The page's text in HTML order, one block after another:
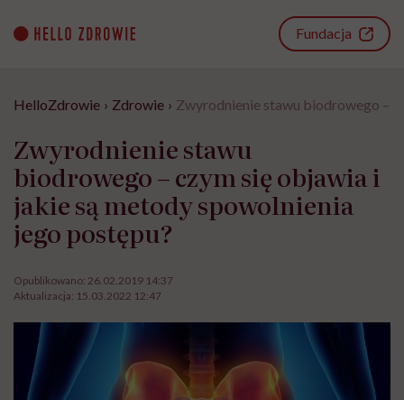
content
Fundacja
HelloZdrowie › Zdrowie › Zwyrodnienie stawu biodrowego –
Zwyrodnienie stawu
biodrowego – czym się objawia i
jakie są metody spowolnienia
jego postępu?
Opublikowano: 26.02.2019 14:37
Aktualizacja: 15.03.2022 12:47